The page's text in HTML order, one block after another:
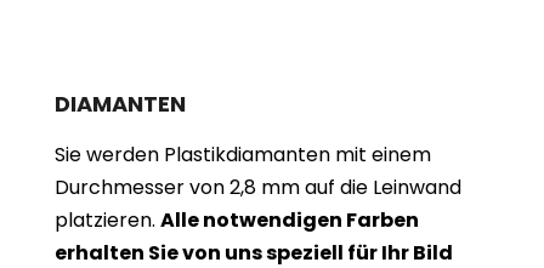
DIAMANTEN
Sie werden Plastikdiamanten mit einem
Durchmesser von 2,8 mm auf die Leinwand
platzieren. Alle notwendigen Farben
erhalten Sie von uns speziell für Ihr Bild